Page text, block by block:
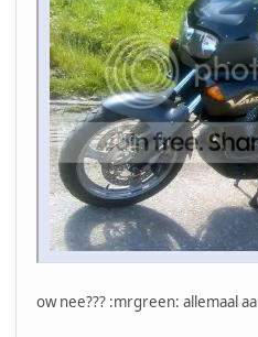
ow nee??? :mrgreen: allemaal